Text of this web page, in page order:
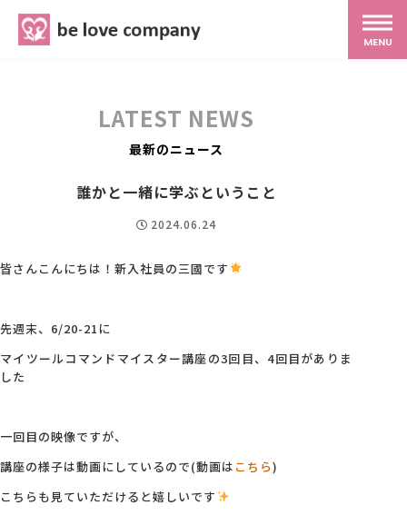
MENU
MG研修
スタッフ紹介
会社概要
アクセス
LATEST NEWS
最新のニュース
誰かと一緒に学ぶということ
2024.06.24
皆さんこんにちは！新入社員の三國です
先週末、6/20-21に
マイツールコマンドマイスター講座の3回目、4回目がありま
した
一回目の映像ですが、
講座の様子は動画にしているので(動画は こちら)
こちらも見ていただけると嬉しいです